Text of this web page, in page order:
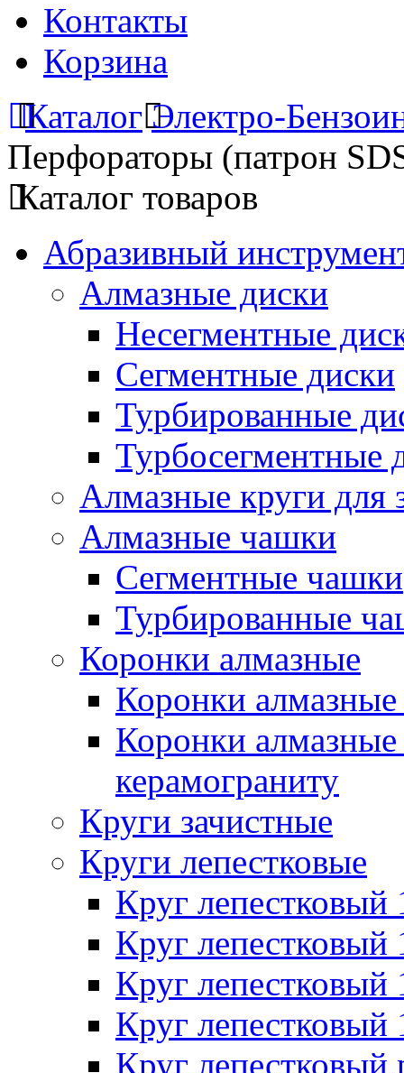
Контакты
Корзина
Каталог Электро-
Перфораторы (патрон
Каталог товаров
Абразивный
Алмазные диски
Несегментные
Сегментные диски
Турбированные
Турбосегментные
Алмазные круги для
Алмазные чашки
Сегментные чашки
Турбированные
Коронки алмазные
Коронки
Коронки
керамограниту
Круги зачистные
Круги лепестковые
Круг
Круг
Круг
Круг
Круг лепестковый